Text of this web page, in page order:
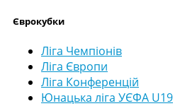
Єврокубки
Ліга Чемпіонів
Ліга Європи
Ліга Конференцій
Юнацька ліга УЄФА U19